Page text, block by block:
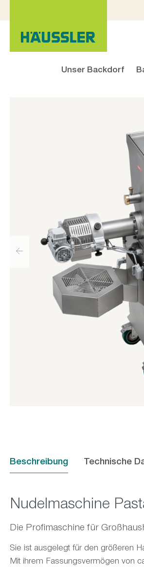
Unser Backdorf
Beschreibung Technische
Nudelmaschine
Die Profimaschine für
Sie ist ausgelegt für den größeren
Mit ihrem Fassungsvermögen von